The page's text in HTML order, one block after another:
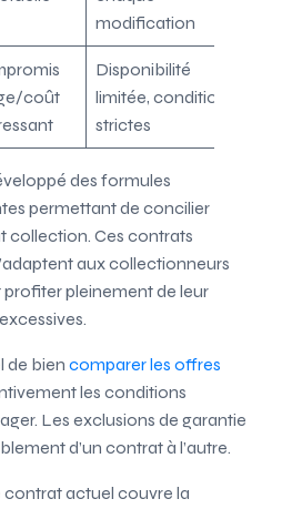
modification
coût
Disponibilité
limitée, conditions
strictes
des formules
permettant de concilier
collection. Ces contrats
aux collectionneurs
pleinement de leur
de biencomparer les offres
les conditions
Les exclusions de garantie
d’un contrat à l’autre.
contrat actuel couvre la